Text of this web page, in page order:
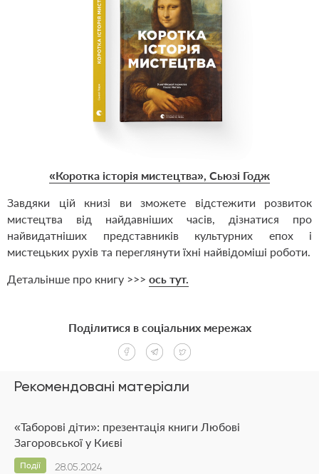
«Коротка історія мистецтва», Сьюзі Годж
Завдяки цій книзі ви зможете відстежити розвиток
мистецтва від найдавніших часів, дізнатися про
найвидатніших представників культурних епох і
мистецьких рухів та переглянути їхні найвідоміші роботи.
Детальінше про книгу >>> ось тут.
Рекомендовані матеріали
«Таборові діти»: презентація книги Любові
Загоровської у Києві
28.05.2024
Події
Поділитися в соціальних мережах